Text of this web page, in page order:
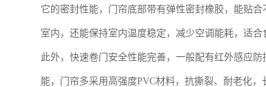
它的密封性能，门帘底部带有弹性密封橡胶，能贴
室内，还能保持室内温度稳定，减少空调能耗，适
此外，快速卷门安全性能完善，一般配有红外感应
能，门帘多采用高强度PVC材料，抗撕裂、耐老化